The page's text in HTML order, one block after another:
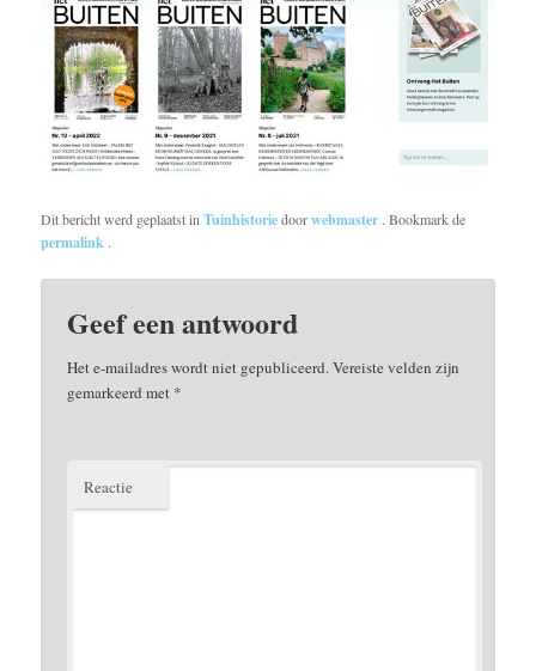
Dit bericht werd geplaatst inTuinhistoriedoorwebmaster . Bookmark de
permalink .
Geef een antwoord
Het e-mailadres wordt niet gepubliceerd.Vereiste velden zijn
gemarkeerd met *
Reactie